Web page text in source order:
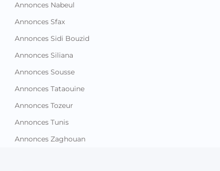
Annonces Nabeul
Annonces Sfax
Annonces Sidi Bouzid
Annonces Siliana
Annonces Sousse
Annonces Tataouine
Annonces Tozeur
Annonces Tunis
Annonces Zaghouan